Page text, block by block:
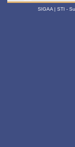
SIGAA | STI -